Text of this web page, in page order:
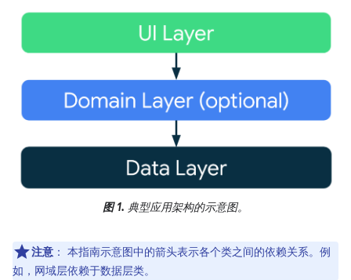
图 1. 典型应用架构的示意图。
注意 ： 本指南示意图中的箭头表示各个类之间的依赖关系。例
如，网域层依赖于数据层类。